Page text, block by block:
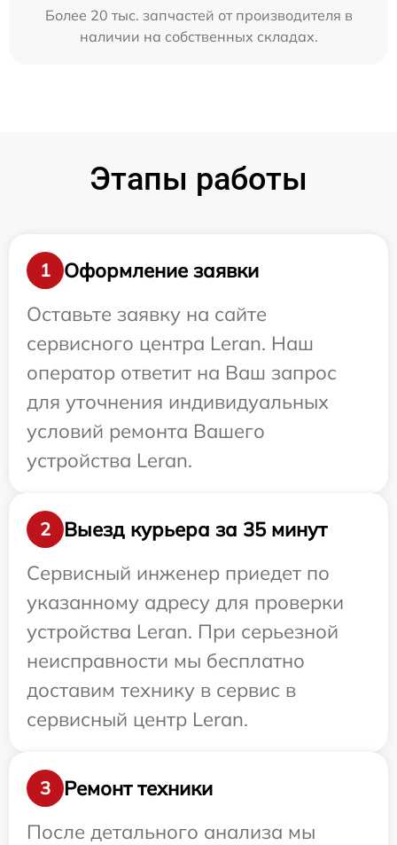
Более 20 тыс. запчастей от производителя в
наличии на собственных складах.
Этапы работы
1
Оформление заявки
Оставьте заявку на сайте
сервисного центра Leran. Наш
оператор ответит на Ваш запрос
для уточнения индивидуальных
условий ремонта Вашего
устройства Leran.
2
Выезд курьера за 35 минут
Сервисный инженер приедет по
указанному адресу для проверки
устройства Leran. При серьезной
неисправности мы бесплатно
доставим технику в сервис в
сервисный центр Leran.
3
Ремонт техники
После детального анализа мы